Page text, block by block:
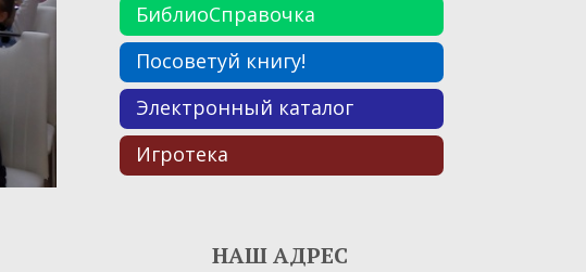
БиблиоСправочка
Посоветуй книгу!
Электронный каталог
Игротека
НАШ АДРЕС